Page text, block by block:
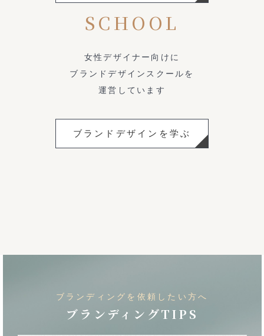
SCHOOL
女性デザイナー向けに
ブランドデザインスクールを
運営しています
ブランドデザインを学ぶ
ブランディングを依頼したい方へ
ブランディングTIPS